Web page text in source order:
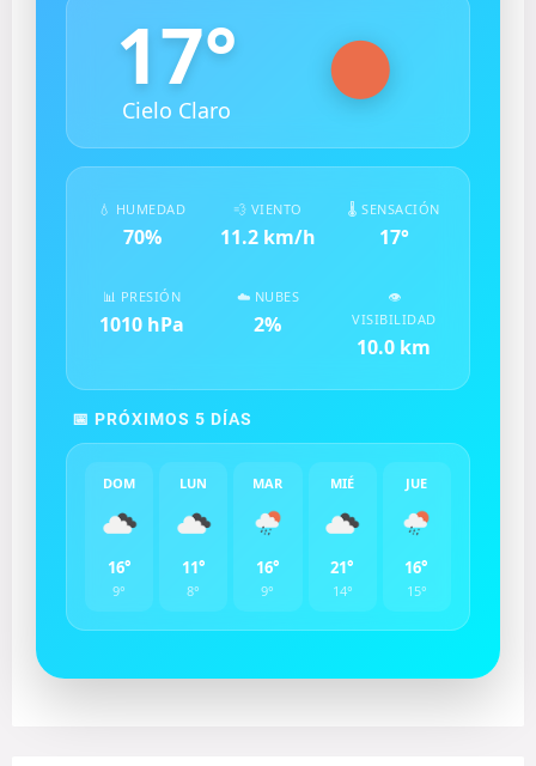
17°
Cielo Claro
💧 HUMEDAD
70%
💨 VIENTO
11.2km/h
🌡️ SENSACIÓN
17°
📊 PRESIÓN
1010 hPa
☁️ NUBES
2%
👁️
VISIBILIDAD
10.0 km
📅 PRÓXIMOS 5 DÍAS
DOM
16°
9°
LUN
11°
8°
MAR
16°
9°
MIÉ
21°
14°
JUE
16°
15°